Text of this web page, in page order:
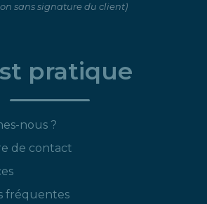
sans signature du client)
pratique
nous ?
de contact
fréquentes